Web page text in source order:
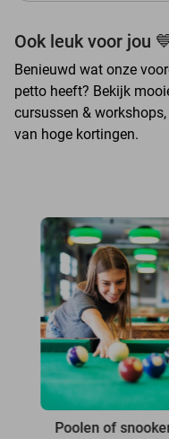
Ook leuk voor jou
Benieuwd wat onze
petto heeft? Bekijk
cursussen &
van hoge kortingen.
Poolen of